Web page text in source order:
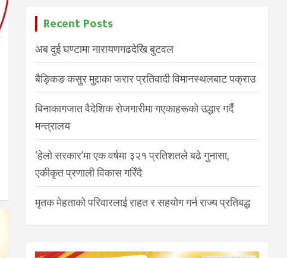
Recent Posts
अब दुई घण्टामा नारायणगढदेखि बुटवल
बैङ्किङ कसुर मुद्दाका फरार प्रतिवादी विमानस्थलबाट पक्राउ
बिनाकागजात वैदेशिक रोजगारीमा गएकाहरूको उद्धार गर्दै
मन्त्रालय
‘हेलो सरकार’मा एक वर्षमा ३२१ प्रतिशतले बढे गुनासा,
एकीकृत प्रणाली विकास गरिँदै
मृतक मेहताको परिवारलाई राहत र सहयोग गर्न राज्य प्रतिबद्ध